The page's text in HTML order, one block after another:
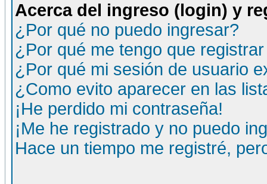
Acerca del ingreso (login) y
¿Por qué no puedo ingresar?
¿Por qué me tengo que
¿Por qué mi sesión de usuario
¿Como evito aparecer en las
¡He perdido mi contraseña!
¡Me he registrado y no puedo
Hace un tiempo me registré,